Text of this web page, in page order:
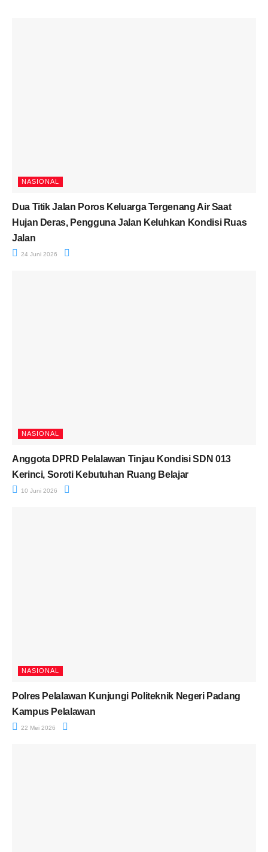
NASIONAL
Dua Titik Jalan Poros Keluarga Tergenang Air Saat
Hujan Deras, Pengguna Jalan Keluhkan Kondisi Ruas
Jalan
24 Juni 2026
NASIONAL
Anggota DPRD Pelalawan Tinjau Kondisi SDN 013
Kerinci, Soroti Kebutuhan Ruang Belajar
10 Juni 2026
NASIONAL
Polres Pelalawan Kunjungi Politeknik Negeri Padang
Kampus Pelalawan
22 Mei 2026